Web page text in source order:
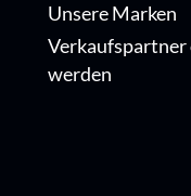
Unsere Marken
Verkaufspartner
werden